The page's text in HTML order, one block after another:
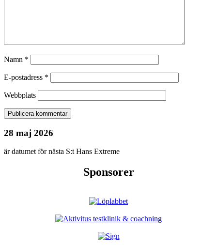
Namn *
E-postadress *
Webbplats
28 maj 2026
är datumet för nästa S:t Hans Extreme
Sponsorer